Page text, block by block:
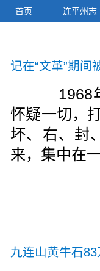
首页 连平州志
记在“文革”期间
1968年
怀疑一切，
坏、右、封
来，集中在
九连山黄牛石